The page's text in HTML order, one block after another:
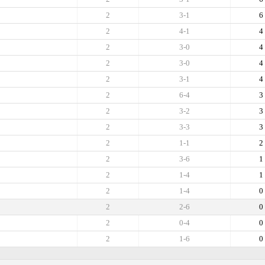
6
3-1
2
4
4-1
2
4
3-0
2
4
3-0
2
4
3-1
2
3
6-4
2
3
3-2
2
3
3-3
2
2
1-1
2
1
3-6
2
1
1-4
2
0
1-4
2
0
2-6
2
0
0-4
2
0
1-6
2